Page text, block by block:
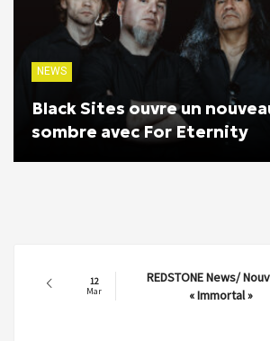
NEWS
Black Sites ouvre un
sombre avec For Eternity
12
Mar
REDSTONE News/
« Immortal »